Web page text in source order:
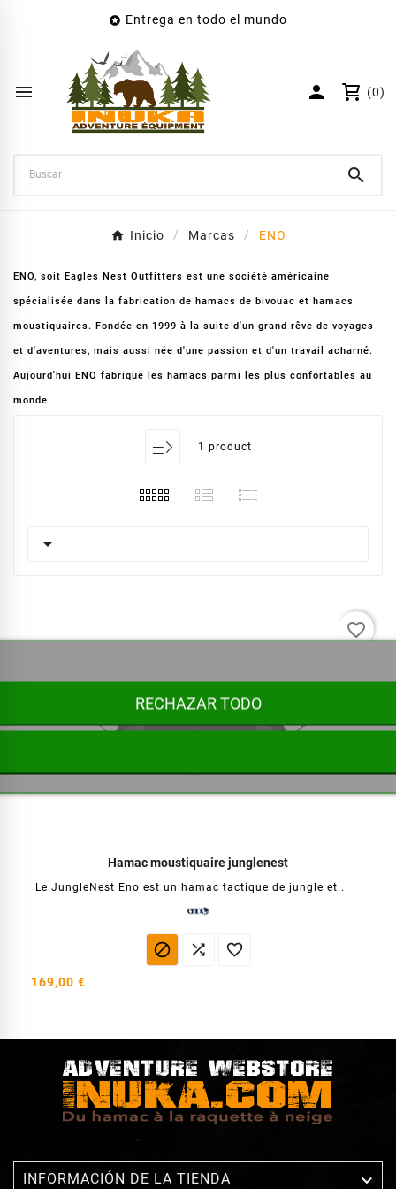
 Entrega en todo el mundo
  (0)

Inicio Marcas ENO
ENO, soit Eagles Nest Outfitters est une société américaine
spécialisée dans la fabrication de hamacs de bivouac et hamacs
moustiquaires. Fondée en 1999 à la suite d'un grand rêve de voyages
et d'aventures, mais aussi née d'une passion et d'un travail acharné.
Aujourd'hui ENO fabrique les hamacs parmi les plus confortables au
monde.
1 product

Hamac moustiquaire junglenest
Le JungleNest Eno est un hamac tactique de jungle et...
  
169,00 €
favorite_border
INFORMACIÓN DE LA TIENDA 
Nombre de la lista de deseos
RECHAZAR TODO